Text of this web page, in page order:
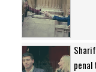
penal